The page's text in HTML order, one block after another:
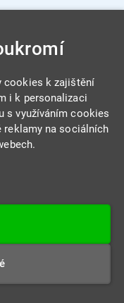
cookies k zajištění
i k personalizaci
s využíváním cookies
reklamy na sociálních